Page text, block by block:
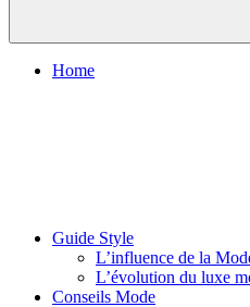
Home
Guide Style
L’influence de la
L’évolution du luxe
Conseils Mode